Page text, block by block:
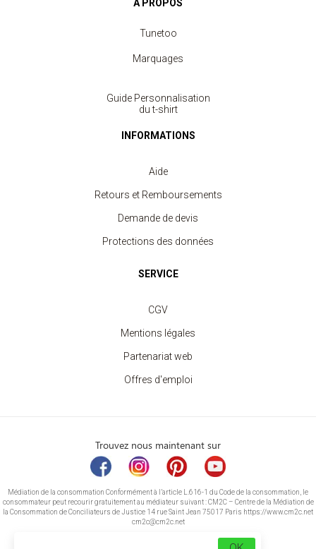
À PROPOS
Tunetoo
Marquages
Guide Personnalisation
du t-shirt
INFORMATIONS
Aide
Retours et Remboursements
Demande de devis
Protections des données
SERVICE
CGV
Mentions légales
Partenariat web
Offres d'emploi
Trouvez nous maintenant sur
Médiation de la consommation Conformément à l’article L.616-1 du Code de la consommation, le
consommateur peut recourir gratuitement au médiateur suivant : CM2C – Centre de la Médiation de
la Consommation de Conciliateurs de Justice 14 rue Saint Jean 75017 Paris https://www.cm2c.net
cm2c@cm2c.net